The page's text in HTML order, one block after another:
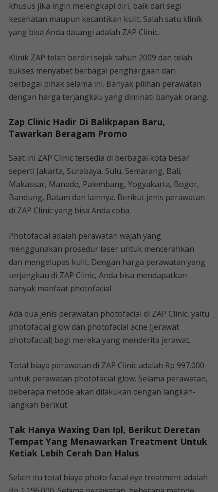
khusus jika ingin melengkapi diri, baik dari segi
kesehatan maupun kecantikan kulit. Salah satu klinik
yang bisa Anda datangi adalah ZAP Clinic.
Klinik ZAP telah berdiri sejak tahun 2009 dan telah
sukses menyabet berbagai penghargaan dari
berbagai pihak selama ini. Banyak pilihan perawatan
dengan harga terjangkau yang diminati banyak orang.
Zap Clinic Hadir Di Balikpapan Baru,
Tawarkan Beragam Promo
Saat ini ZAP Clinic tersedia di berbagai kota besar
seperti Jakarta, Surabaya, Sulu, Semarang, Bali,
Makassar, Manado, Palembang, Yogyakarta, Bogor,
Bandung, Batam dan lainnya. Berikut jenis perawatan
di ZAP Clinic yang bisa Anda coba.
Photofacial adalah perawatan wajah yang
menggunakan prosedur laser untuk mencerahkan
dan mengelupas kulit. Dengan harga perawatan yang
terjangkau di ZAP Clinic, Anda bisa mendapatkan
banyak manfaat photofacial.
Ada dua jenis perawatan photofacial di ZAP Clinic, yaitu
photofacial glow dan photofacial acne (jerawat
photofacial) bagi mereka yang menderita jerawat.
Total biaya perawatan di ZAP Clinic adalah Rp 997.000
untuk perawatan photofacial glow. Selama perawatan,
beberapa metode akan dilakukan dengan langkah-
langkah berikut:
Tak Hanya Waxing Dan Ipl, Berikut Deretan
Tempat Yang Menawarkan Treatment Untuk
Ketiak Lebih Cerah Dan Halus
Selain itu total biaya photo facial eye treatment adalah